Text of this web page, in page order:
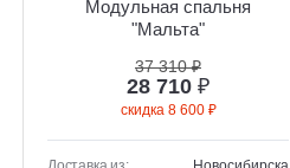
Модульная спальня
"Мальта"
37 310 ₽
28 710 ₽
скидка 8 600 ₽